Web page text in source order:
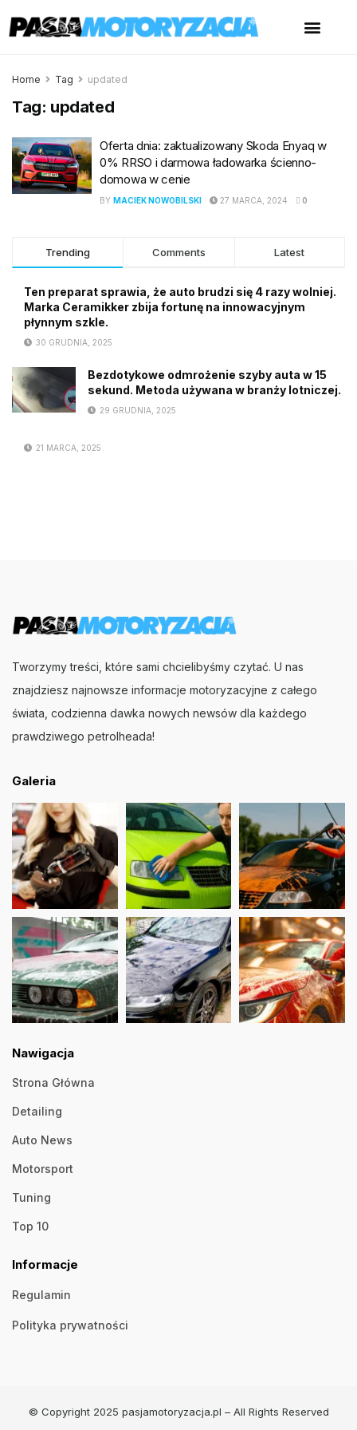
Home Tag updated
Tag: updated
Oferta dnia: zaktualizowany Skoda Enyaq w
0% RRSO i darmowa ładowarka ścienno-
domowa w cenie
BY MACIEK NOWOBILSKI 27 MARCA, 2024 0
Trending Comments Latest
Ten preparat sprawia, że auto brudzi się 4 razy wolniej.
Marka Ceramikker zbija fortunę na innowacyjnym
płynnym szkle.
30 GRUDNIA, 2025
Bezdotykowe odmrożenie szyby auta w 15
sekund. Metoda używana w branży lotniczej.
29 GRUDNIA, 2025
21 MARCA, 2025
Tworzymy treści, które sami chcielibyśmy czytać. U nas
znajdziesz najnowsze informacje motoryzacyjne z całego
świata, codzienna dawka nowych newsów dla każdego
prawdziwego petrolheada!
Galeria
Nawigacja
Strona Główna
Detailing
Auto News
Motorsport
Tuning
Top 10
Informacje
Regulamin
Polityka prywatności
© Copyright 2025 pasjamotoryzacja.pl – All Rights Reserved